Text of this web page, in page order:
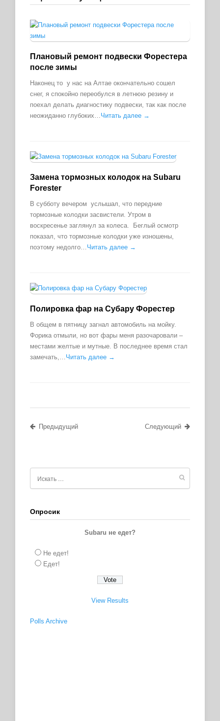
Плановый ремонт подвески Форестера
после зимы
Наконец то у нас на Алтае окончательно сошел
снег, я спокойно переобулся в летнюю резину и
поехал делать диагностику подвески, так как после
неожиданно глубоких…Читать далее →
Замена тормозных колодок на Subaru
Forester
В субботу вечером услышал, что передние
тормозные колодки засвистели. Утром в
воскресенье заглянул за колеса. Беглый осмотр
показал, что тормозные колодки уже изношены,
поэтому недолго…Читать далее →
Полировка фар на Субару Форестер
В общем в пятницу загнал автомобиль на мойку.
Форика отмыли, но вот фары меня разочаровали –
местами желтые и мутные. В последнее время стал
замечать,…Читать далее →
Предыдущий Следующий
Опросик
Subaru не едет?
Не едет!
Едет!
View Results
Polls Archive